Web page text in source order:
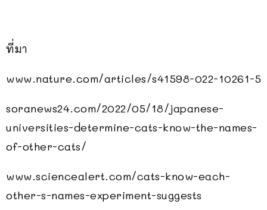
ที่มา
www.nature.com/articles/s41598-022-10261-5
soranews24.com/2022/05/18/japanese-
universities-determine-cats-know-the-names-
of-other-cats/
www.sciencealert.com/cats-know-each-
other-s-names-experiment-suggests